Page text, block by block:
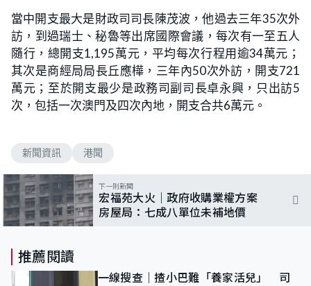
8
1
8
%
當中開支最大是財政司司長陳茂波，他過去三年35次外
訪，到過瑞士、秘魯等出席國際會議，每次有一至五人
隨行，總開支1,195萬元，平均每次行程用逾34萬元；
其次是商經局局長丘應樺，三年內50次外訪，開支721
萬元；至於開支最少是政務司副司長卓永興，只出訪5
次，包括一次澳門及四次內地，開支合共6萬元。
新聞資訊 港聞
下一則新聞
宏福苑大火｜政府收購業權方案
房屋局：七成八單位未補地價
推薦閱讀
一線搜查｜揸小巴難「養家活兒」 司